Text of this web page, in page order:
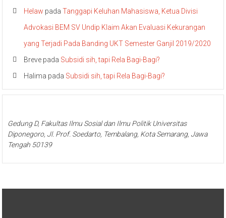
Helaw padaTanggapi Keluhan Mahasiswa, Ketua Divisi
Advokasi BEM SV Undip Klaim Akan Evaluasi Kekurangan
yang Terjadi Pada Banding UKT Semester Ganjil 2019/2020
Breve pada Subsidi sih, tapi Rela Bagi-Bagi?
Halima pada Subsidi sih, tapi Rela Bagi-Bagi?
Gedung D, Fakultas Ilmu Sosial dan Ilmu Politik Universitas
Diponegoro, Jl. Prof. Soedarto, Tembalang, Kota Semarang, Jawa
Tengah 50139